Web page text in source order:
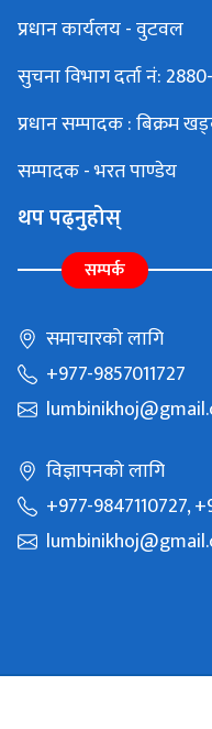
प्रधान कार्यलय - वुटवल
सुचना विभाग दर्ता नं:
प्रधान सम्पादक : बिक्रम
सम्पादक - भरत पाण्डेय
थप पढ्नुहोस्
सम्पर्क
समाचारको लागि
+977-9857011727
विज्ञापनको लागि
+977-9847110727,